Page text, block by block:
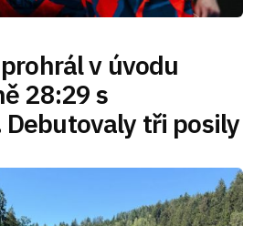
v úvodu
28:29 s
Debutovaly tři posily